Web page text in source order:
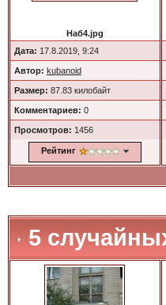
Наб4.jpg
Дата: 17.8.2019, 9:24
Автор: kubanoid
Размер: 87.83 килобайт
Комментариев: 0
Просмотров: 1456
Рейтинг
5